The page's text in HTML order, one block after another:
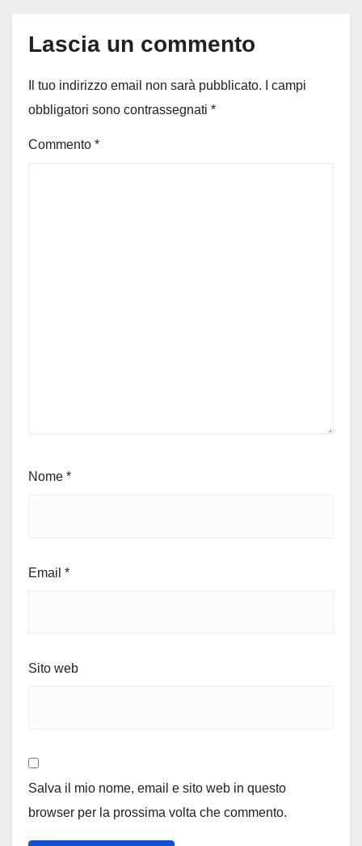
Lascia un commento
Il tuo indirizzo email non sarà pubblicato.
I campi
obbligatori sono contrassegnati *
Commento *
Nome *
Email *
Sito web
Salva il mio nome, email e sito web in questo
browser per la prossima volta che commento.